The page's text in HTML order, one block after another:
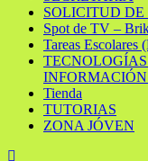
SOLICITUD DE
Spot de TV –
Tareas Escolares
Tienda
TUTORIAS
ZONA JÓVEN